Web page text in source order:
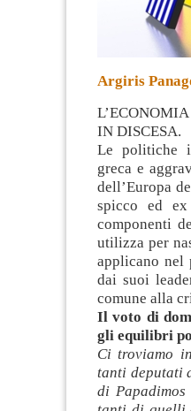
Argiris
IN DISCESA.
Le politiche
greca e
dell’Europa
spicco ed
componenti
utilizza per
applicano nel
dai suoi
comune alla
Il voto di
gli equilibri
Ci troviamo
tanti deputati
di